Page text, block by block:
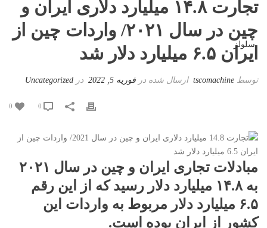
تجارت ۱۴.۸ میلیارد دلاری ایران و
چین در سال ۲۰۲۱/ واردات چین از
ایران ۶.۵ میلیارد دلار شد
توسط tscomachine ارسال شده در فوریه 5, 2022 در Uncategorized
0
مبادلات تجاری ایران و چین در سال ۲۰۲۱
به ۱۴.۸ میلیارد دلار رسید که از این رقم
۶.۵ میلیارد دلار مربوط به واردات این
کشور از ایران بوده است.